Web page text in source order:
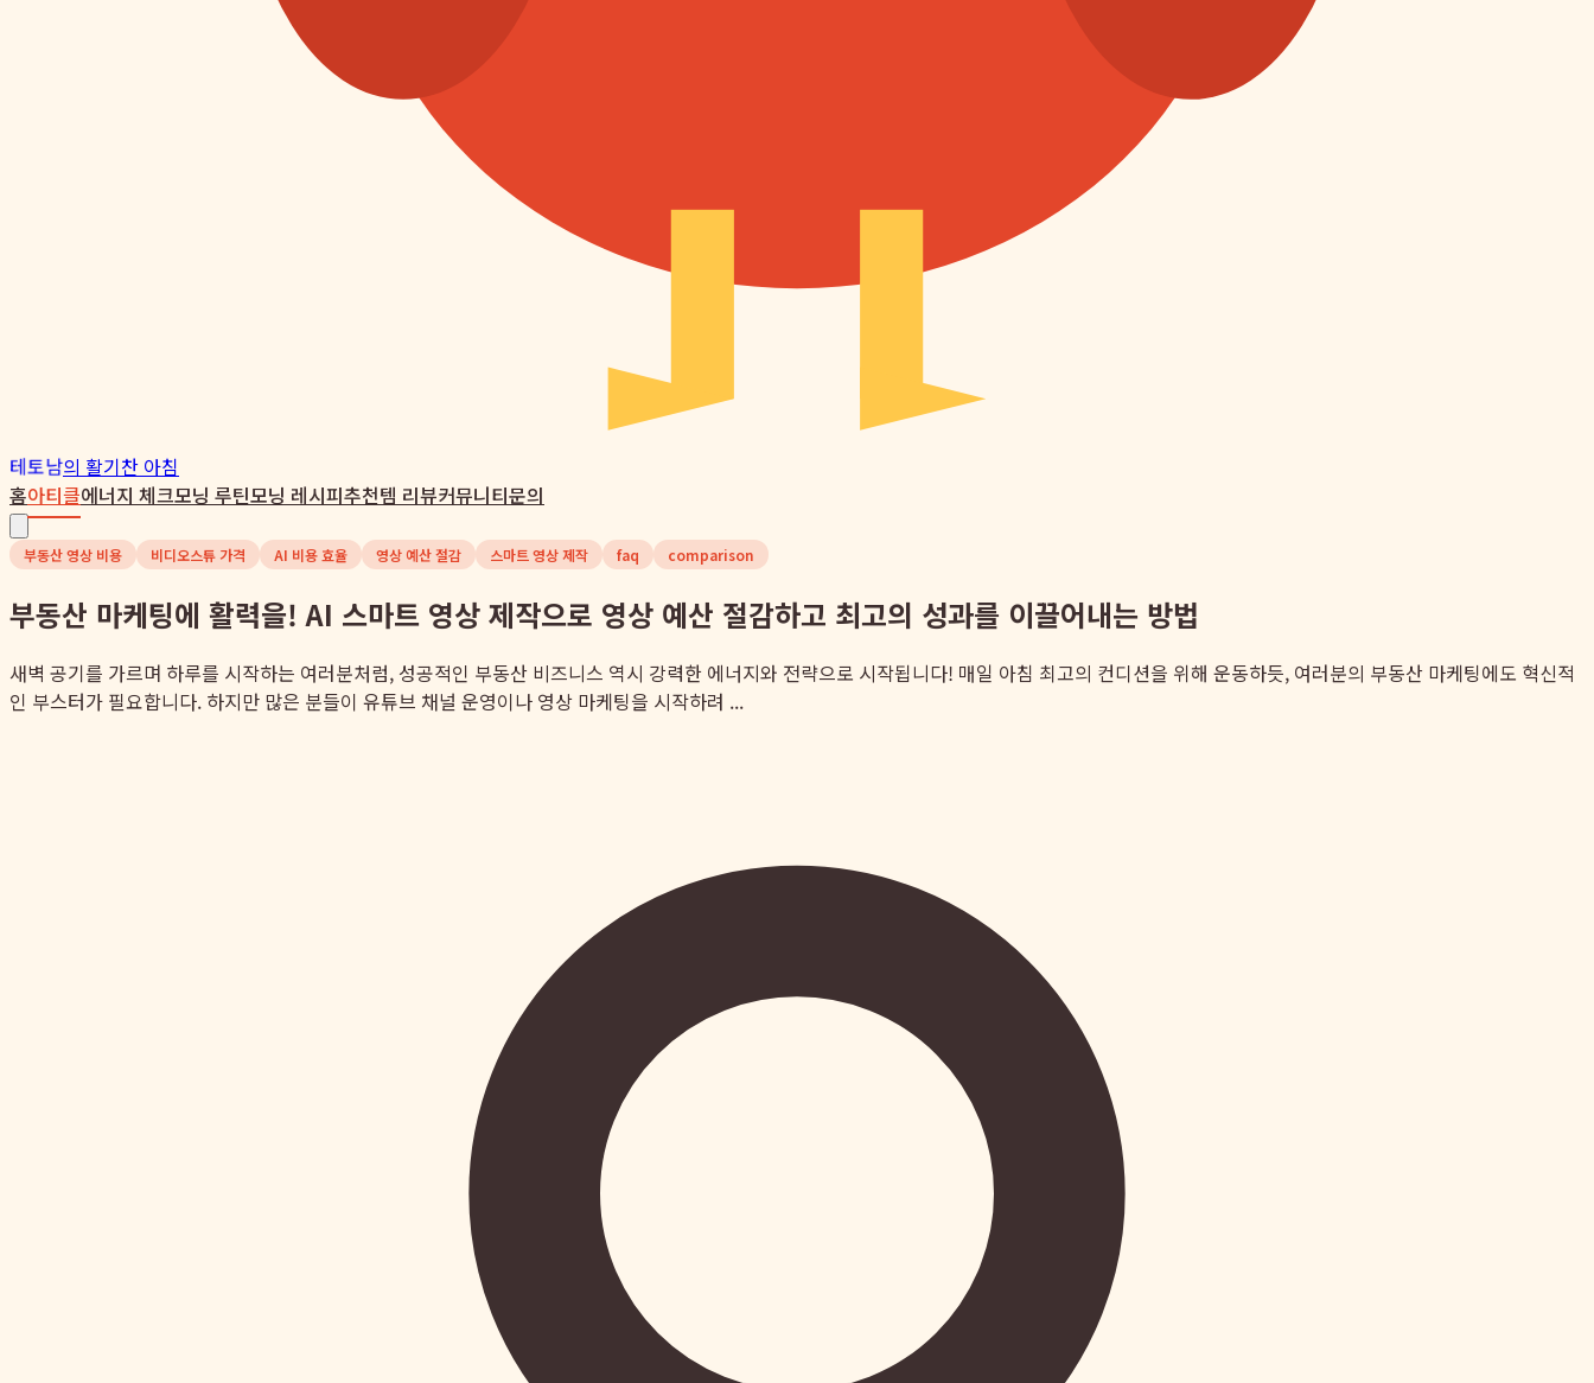
테토남의 활기찬 아침
홈아티클에너지 체크모닝 루틴모닝 레시피추천템 리뷰커뮤니티문의
부동산 영상 비용 비디오스튜 가격 AI 비용 효율 영상 예산 절감 스마트 영상 제작 faq comparison
부동산 마케팅에 활력을! AI 스마트 영상 제작으로 영상 예산 절감하고 최고의 성과를 이끌어내는 방법
새벽 공기를 가르며 하루를 시작하는 여러분처럼, 성공적인 부동산 비즈니스 역시 강력한 에너지와 전략으로 시작됩니다! 매일 아침 최고의 컨디션을 위해 운동하듯, 여러분의 부동산 마케팅에도 혁신적
인 부스터가 필요합니다. 하지만 많은 분들이 유튜브 채널 운영이나 영상 마케팅을 시작하려 ...